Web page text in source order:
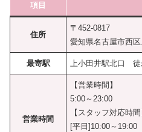
項目
住所
〒452-0817
愛知県名古屋市西
最寄駅 上小田井駅北口 徒
営業時間
【営業時間】
5:00～23:00
【スタッフ対応時間
[平日]10:00～19:00